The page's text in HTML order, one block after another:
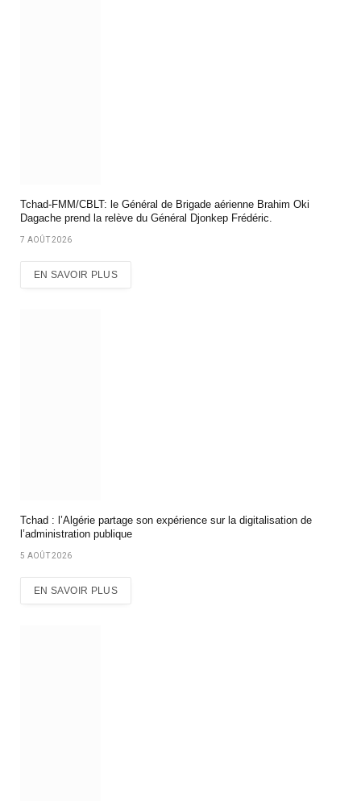
Tchad-FMM/CBLT: le Général de Brigade aérienne Brahim Oki
Dagache prend la relève du Général Djonkep Frédéric.
7 AOÛT 2026
EN SAVOIR PLUS
Tchad : l’Algérie partage son expérience sur la digitalisation de
l’administration publique
5 AOÛT 2026
EN SAVOIR PLUS